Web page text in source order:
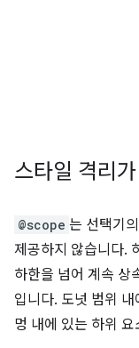
스타일 격리
@scope 는 선택기
제공하지 않습니다.
하한을 넘어 계속 상
입니다. 도넛 범위
멍 내에 있는 하위